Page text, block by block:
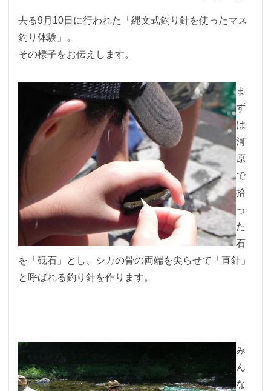
去る9月10日に行われた「縄文式釣り針を使ったマス
釣り体験」。
その様子をお伝えします。
ま
ず
は
河
原
で
拾
っ
た
石
を「砥石」とし、シカの骨の両端を尖らせて「直針」
と呼ばれる釣り針を作ります。
み
ん
な